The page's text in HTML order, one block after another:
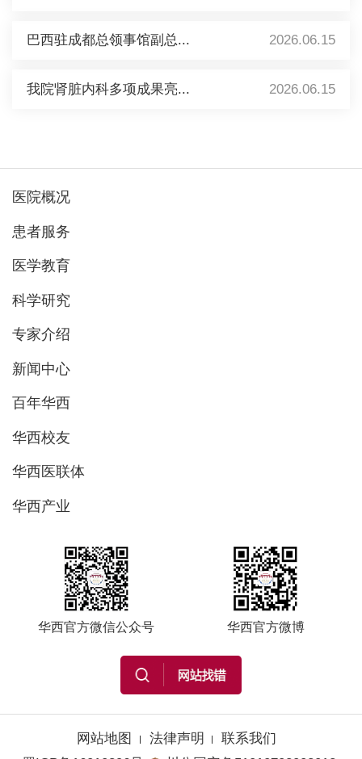
巴西驻成都总领事馆副总... 2026.06.15
我院肾脏内科多项成果亮... 2026.06.15
医院概况
患者服务
医学教育
科学研究
专家介绍
新闻中心
百年华西
华西校友
华西医联体
华西产业
华西官方微信公众号 华西官方微博
网站地图 法律声明
联系我们